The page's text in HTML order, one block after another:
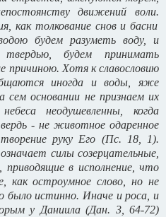
движений воли.
как толкование снов и басни
будем разуметь воду, и
твердью, будем принимать
причиною. Хотя к славословию
иногда и воды, яже
основании не признаем их
неодушевленны, когда
- не животное одаренное
руку Его (Пс. 18, 1).
силы созерцательные,
в исполнение, что
как остроумное слово, но не
было истинно. Иначе и роса, и
у Даниила (Дан. 3, 64-72)